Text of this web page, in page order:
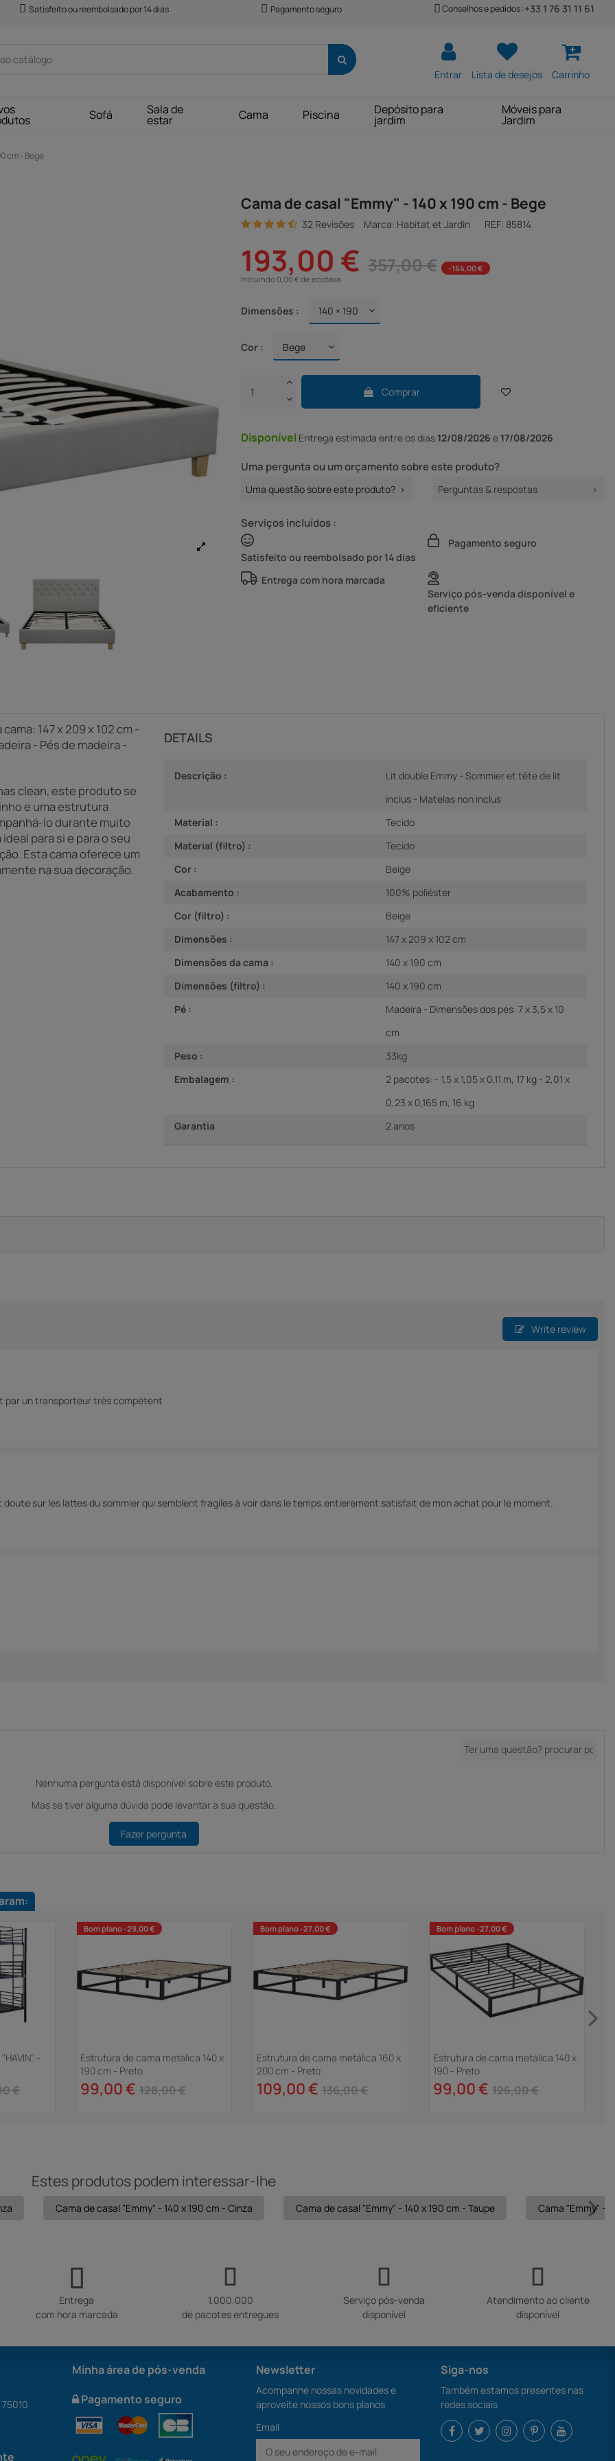
Satisfeito ou reembolsado por 14 dias Pagamento seguro Conselhos e pedidos :+33 1 76 31 11 61
Entrar Lista de desejos Carrinho
Sofá Sala de
estar Cama Piscina Depósito para
jardim
Móveis para
Jardim
cm - Bege
Cama de casal "Emmy" - 140 x 190 cm - Bege
32 Revisões Marca: Habitat et Jardin REF: 85814
193,00 € 357,00 €
-164,00 €
Incluindo 0,00 € de ecotaxa
Dimensões :
Cor :
Comprar
Disponível Entrega estimada entre os dias 12/08/2026 e 17/08/2026
Uma pergunta ou um orçamento sobre este produto?
Uma questão sobre este produto? Perguntas & respostas
Serviços incluídos :
Satisfeito ou reembolsado por 14 dias
Pagamento seguro
Entrega com hora marcada
Serviço pós-venda disponível e
eficiente
147 x 209 x 102 cm -
- Pés de madeira -
clean, este produto se
e uma estrutura
lo durante muito
para si e para o seu
Esta cama oferece um
na sua decoração.
DETAILS
Descrição :
Lit double Emmy - Sommier et tête de lit
inclus - Matelas non inclus
Material :
Tecido
Material (filtro) :
Tecido
Cor :
Beige
Acabamento :
100% poliéster
Cor (filtro) :
Beige
Dimensões :
147 x 209 x 102 cm
Dimensões da cama :
140 x 190 cm
Dimensões (filtro) :
140 x 190 cm
Pé :
Madeira - Dimensões dos pés: 7 x 3,5 x 10
cm
Peso :
33kg
Embalagem :
2 pacotes: - 1,5 x 1,05 x 0,11 m, 17 kg - 2,01 x
0,23 x 0,165 m, 16 kg
Garantia
2 anos
Write review
par un transporteur très compétent
sur les lattes du sommier qui semblent fragiles à voir dans le temps.entierement satisfait de mon achat pour le moment.
Nenhuma pergunta está disponível sobre este produto.
Mas se tiver alguma dúvida pode levantar a sua questão.
Fazer pergunta
-
€
Bom plano -29,00 €
Estrutura de cama metálica 140 x
190 cm - Preto
99,00 € 128,00 €
Bom plano -27,00 €
Estrutura de cama metálica 160 x
200 cm - Preto
109,00 € 136,00 €
Bom plano -27,00 €
Estrutura de cama metálica 140 x
190 - Preto
99,00 € 126,00 €
Estes produtos podem interessar-lhe
Cama de casal "Emmy" - 140 x 190 cm - Cinza Cama de casal "Emmy" - 140 x 190 cm - Taupe Cama "Emmy" -
Entrega
com hora marcada
1.000.000
de pacotes entregues
Serviço pós-venda
disponível
Atendimento ao cliente
disponível
Minha área de pós-venda
Pagamento seguro
Newsletter
Acompanhe nossas novidades e
aproveite nossos bons planos
Email
Siga-nos
Também estamos presentes nas
redes sociais